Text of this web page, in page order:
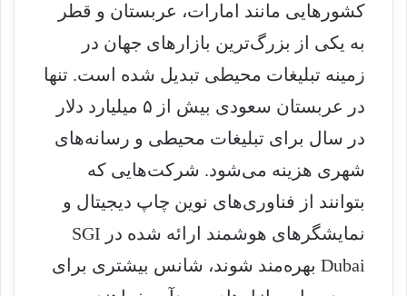
کشورهایی مانند امارات، عربستان و قطر
به یکی از بزرگ‌ترین بازارهای جهان در
زمینه تبلیغات محیطی تبدیل شده است. تنها
در عربستان سعودی بیش از ۵ میلیارد دلار
در سال برای تبلیغات محیطی و رسانه‌های
شهری هزینه می‌شود. شرکت‌هایی که
بتوانند از فناوری‌های نوین چاپ دیجیتال و
نمایشگرهای هوشمند ارائه‌ شده در SGI
Dubai بهره‌مند شوند، شانس بیشتری برای